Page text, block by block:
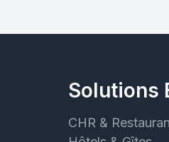
Solutions
CHR &